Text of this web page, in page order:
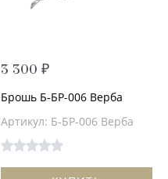
3 300 ₽
Брошь Б-БР-006 Верба
Артикул: Б-БР-006 Верба